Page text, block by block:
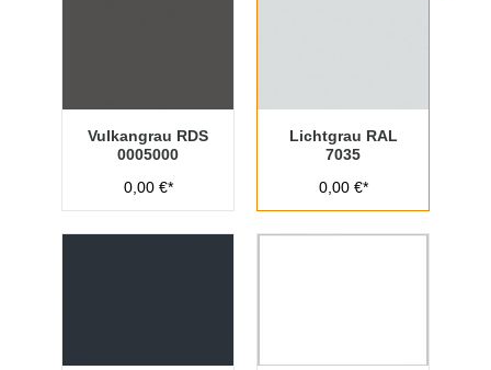
Vulkangrau RDS
0005000
0,00 €*
Lichtgrau RAL
7035
0,00 €*